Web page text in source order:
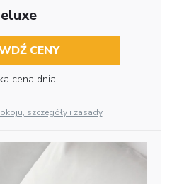
CENY
cena dnia
szczegóły i zasady